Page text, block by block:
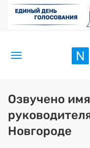
Озвучено
Новгороде